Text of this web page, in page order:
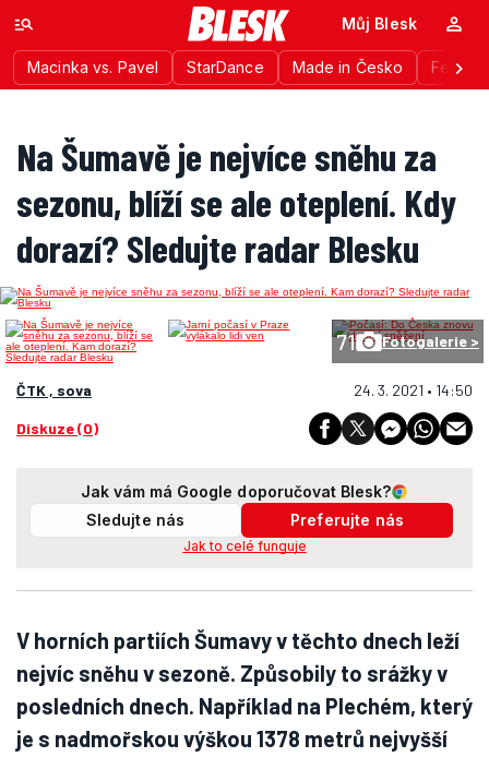
Macinka vs. Pavel StarDance Made in Česko
Můj Blesk
Na Šumavě je nejvíce sněhu za
sezonu, blíží se ale oteplení. Kdy
dorazí? Sledujte radar Blesku
71 Fotogalerie >
ČTK , sova 24. 3. 2021 • 14:50
Diskuze (0)
Jak vám má Google doporučovat Blesk?
Sledujte nás
Preferujte nás
Jak to celé funguje
V horních partiích Šumavy v těchto dnech leží
nejvíc sněhu v sezoně. Způsobily to srážky v
posledních dnech. Například na Plechém, který
je s nadmořskou výškou 1378 metrů nejvyšší